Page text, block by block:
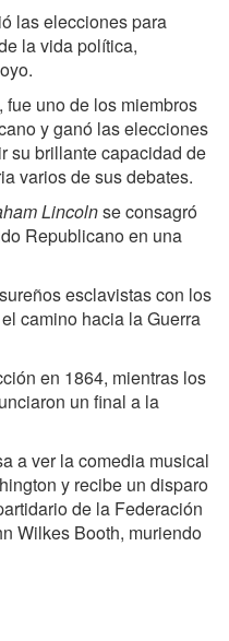
las elecciones para
la vida política,
uno de los miembros
y ganó las elecciones
su brillante capacidad de
varios de sus debates.
Lincolnse consagró
Republicano en una
esclavistas con los
camino hacia la Guerra
en 1864, mientras los
un final a la
a ver la comedia musical
y recibe un disparo
de la Federación
Wilkes Booth, muriendo